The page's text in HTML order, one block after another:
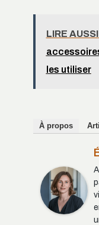
LIRE AUSSI
les utiliser
À propos